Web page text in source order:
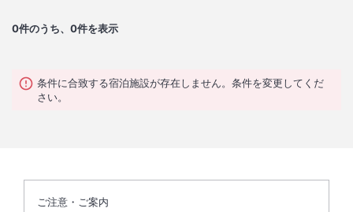
0件のうち、0件を表示
条件に合致する宿泊施設が存在しません。条件を変更してくだ
さい。
ご注意・ご案内